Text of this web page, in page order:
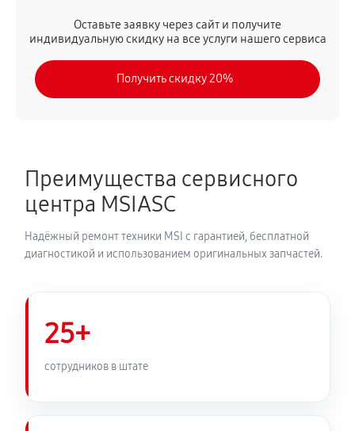
Оставьте заявку через сайт и получите
индивидуальную скидку на все услуги нашего сервиса
Получить скидку 20%
Преимущества сервисного
центра MSIASC
Надёжный ремонт техники MSI с гарантией, бесплатной
диагностикой и использованием оригинальных запчастей.
25+
сотрудников в штате